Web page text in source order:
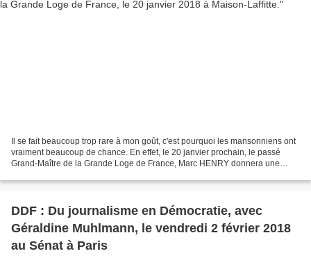
Il se fait beaucoup trop rare à mon goût, c'est pourquoi les mansonniens ont
vraiment beaucoup de chance. En effet, le 20 janvier prochain, le passé
Grand-Maître de la Grande Loge de France, Marc HENRY donnera une
DDF : Du journalisme en Démocratie, avec
Géraldine Muhlmann, le vendredi 2 février 2018
au Sénat à Paris